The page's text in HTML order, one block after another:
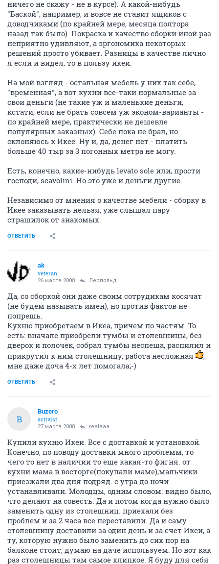
ничего не скажу - не в курсе). А какой-нибудь
"Баской", например, и вовсе не ставит ящиков с
доводчиками (по крайней мере, месяца полтора
назад так было). Покраска и качество сборки иной раз
неприятно удивляют, а эргономика некоторых
решений просто убивает. Разницы в качестве лично
я если и видел, то в пользу икеи.
На мой взгляд - остальная мебель у них так себе,
"временная", а вот кухни все-таки нормальные за
свои деньги (не такие уж и маленькие деньги,
кстати, если не брать совсем уж эконом-варианты -
по крайней мере, практически не дешевле
популярных заказных). Себе пока не брал, но
склоняюсь к Икее. Ну и, да, денег нет - платить
больше 40 тыр за 3 погонных метра не могу.
Есть, конечно, какие-нибудь levato sole или, прости
господи, scavolini. Но это уже и деньги другие.
Независимо от мнения о качестве мебели - сборку в
Икее заказывать нельзя, уже слышал пару
страшилок от знакомых.
ОТВЕТИТЬ
ak
veteran
26 марта 2008 Леопольд
Да, со сборкой они даже своим сотрудикам косячат
(не будем называть имен), но против фактов не
попрешь.
Кухню приобретаем в Икеа, причем по частям. То
есть: вначале приобрели тумбы и столешницы, без
дверок и полочек, собрал тумбы неспеша, распилил и
прикрутил к ним столешницу, работа несложная
,
мне даже доча 4-х лет помогала;-)
ОТВЕТИТЬ
B
Buzero
activist
27 марта 2008 realaaa
Купили кухню Икеи. Все с доставкой и установкой.
Конечно, по поводу доставки много проблемм, то
чего то нет в наличии то еще какая-то фигня. от
кухни мама в восторге(покупали маме),мальчики
приезжали два дня подряд. с утра до ночи
устанавливали. Молодцы, одним словом. видно было,
что делают на совесть. Да и потом когда нужно было
заменить одну из столешниц. приехали без
проблем.и за 2 часа все переставили. Да и саму
столешницу доставили за один день и за счет Икеи, а
ту, которую нужно было заменить до сих пор на
балконе стоит, думаю на даче используем. Но вот как
раз столешницы там самое хлипкое. Я буду для себя